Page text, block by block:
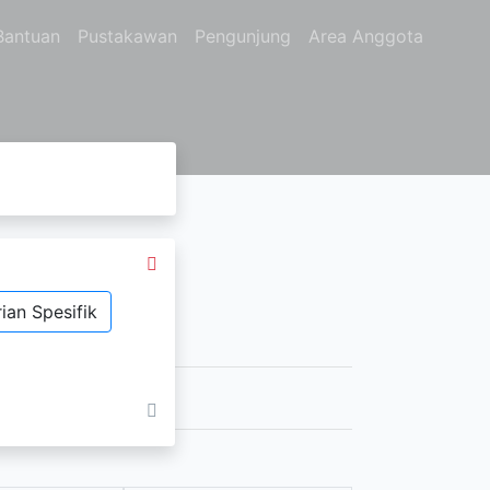
Pustakawan Pengunjung Area Anggota
Spesifik